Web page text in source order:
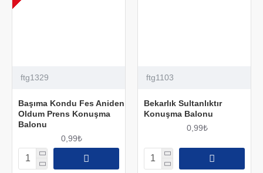
ftg1329
Başıma Kondu Fes Aniden
Oldum Prens Konuşma
Balonu
0,99₺
ftg1103
Bekarlık Sultanlıktır
Konuşma Balonu
0,99₺